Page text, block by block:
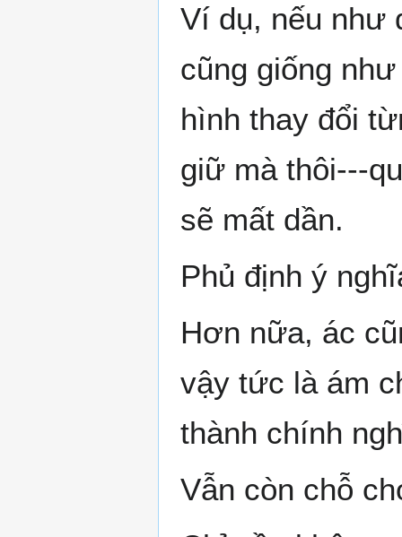
Ví dụ, nếu như
cũng giống
hình thay đổi
giữ mà thôi---
sẽ mất dần.
Phủ định ý
Hơn nữa, ác
vậy tức là ám
thành chính
Vẫn còn chỗ